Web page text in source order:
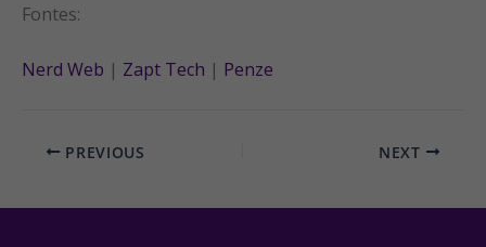
Fontes:
Nerd Web | Zapt Tech | Penze
PREVIOUS NEXT